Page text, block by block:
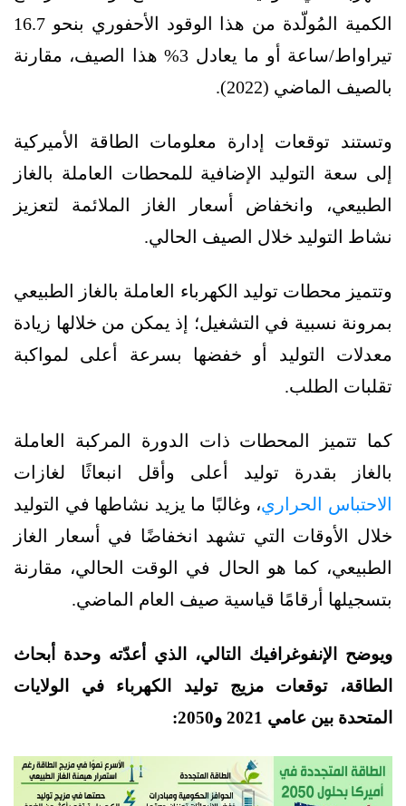
الكمية المُولّدة من هذا الوقود الأحفوري بنحو 16.7
تيراواط/ساعة أو ما يعادل 3% هذا الصيف، مقارنة
بالصيف الماضي (2022).
وتستند توقعات إدارة معلومات الطاقة الأميركية
إلى سعة التوليد الإضافية للمحطات العاملة بالغاز
الطبيعي، وانخفاض أسعار الغاز الملائمة لتعزيز
نشاط التوليد خلال الصيف الحالي.
وتتميز محطات توليد الكهرباء العاملة بالغاز الطبيعي
بمرونة نسبية في التشغيل؛ إذ يمكن من خلالها زيادة
معدلات التوليد أو خفضها بسرعة أعلى لمواكبة
تقلبات الطلب.
كما تتميز المحطات ذات الدورة المركبة العاملة
بالغاز بقدرة توليد أعلى وأقل انبعاثًا لغازات
الاحتباس الحراري، وغالبًا ما يزيد نشاطها في التوليد
خلال الأوقات التي تشهد انخفاضًا في أسعار الغاز
الطبيعي، كما هو الحال في الوقت الحالي، مقارنة
بتسجيلها أرقامًا قياسية صيف العام الماضي.
ويوضح الإنفوغرافيك التالي، الذي أعدّته وحدة أبحاث
الطاقة، توقعات مزيج توليد الكهرباء في الولايات
المتحدة بين عامي 2021 و2050: